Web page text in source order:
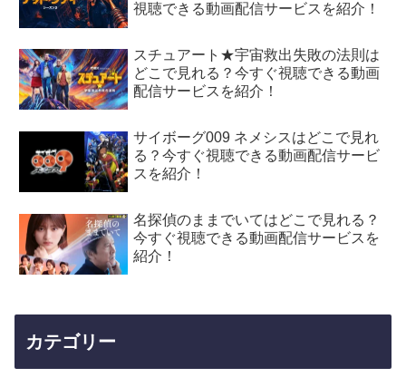
視聴できる動画配信サービスを紹介！
スチュアート★宇宙救出失敗の法則は
どこで見れる？今すぐ視聴できる動画
配信サービスを紹介！
サイボーグ009 ネメシスはどこで見れ
る？今すぐ視聴できる動画配信サービ
スを紹介！
名探偵のままでいてはどこで見れる？
今すぐ視聴できる動画配信サービスを
紹介！
カテゴリー